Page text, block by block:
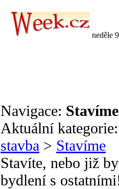
neděle
Navigace: Stavíme
Aktuální
stavba > Stavíme
Stavíte, nebo již
bydlení s